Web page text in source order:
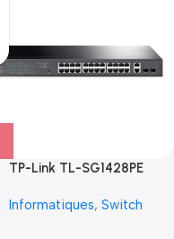
TP-Link TL-SG1428PE
Informatiques, Switch